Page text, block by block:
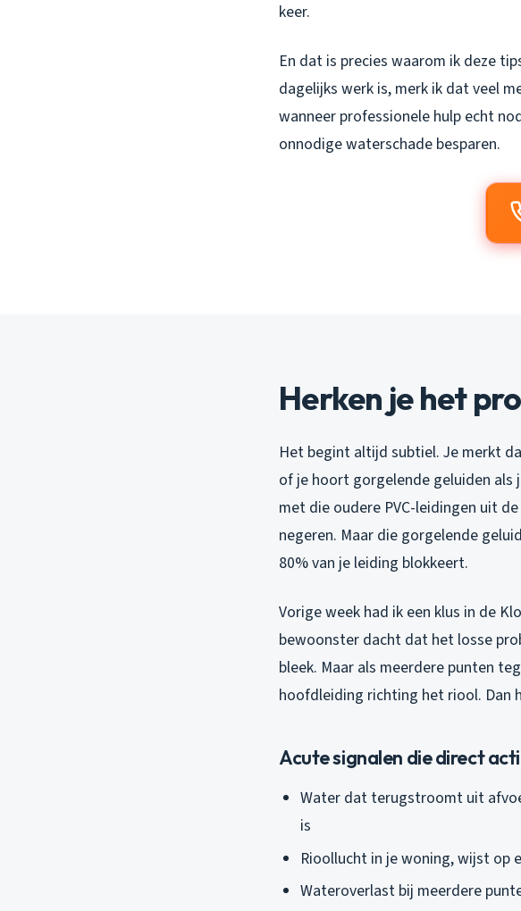
keer.
En dat is precies waarom ik deze
dagelijks werk is, merk ik dat veel
wanneer professionele hulp echt
onnodige waterschade besparen.
Herken je het
Het begint altijd subtiel. Je merkt
of je hoort gorgelende geluiden als
met die oudere PVC-leidingen uit
negeren. Maar die gorgelende
80% van je leiding blokkeert.
Vorige week had ik een klus in de
bewoonster dacht dat het losse
bleek. Maar als meerdere punten
hoofdleiding richting het riool. Dan
Acute signalen die direct
Water dat terugstroomt uit
is
Rioollucht in je woning, wijst op
Wateroverlast bij meerdere